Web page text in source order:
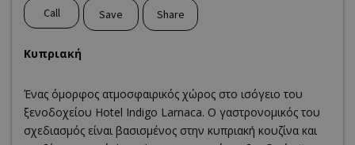
Call Save Share
Kυπριακή
Ένας όμορφος ατμοσφαιρικός χώρος στο ισόγειο του
ξενοδοχείου Hotel Indigo Larnaca. Ο γαστρονομικός του
σχεδιασμός είναι βασισμένος στην κυπριακή κουζίνα και